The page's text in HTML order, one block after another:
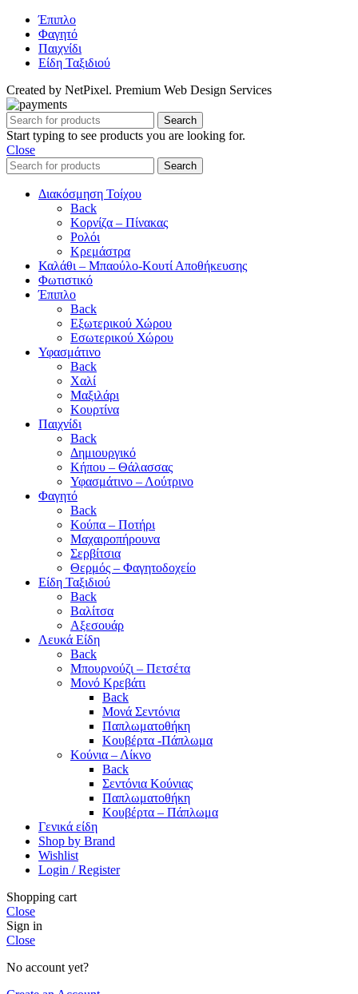
Έπιπλο
Φαγητό
Παιχνίδι
Είδη Ταξιδιού
Created by NetPixel. Premium Web Design Services
Search
Start typing to see products you are looking for.
Close
Search
Διακόσμηση Τοίχου
Back
Κορνίζα – Πίνακας
Ρολόι
Κρεμάστρα
Καλάθι – Μπαούλο-Κουτί Αποθήκευσης
Φωτιστικό
Έπιπλο
Back
Εξωτερικού Χώρου
Εσωτερικού Χώρου
Υφασμάτινο
Back
Χαλί
Μαξιλάρι
Κουρτίνα
Παιχνίδι
Back
Δημιουργικό
Κήπου – Θάλασσας
Υφασμάτινο – Λούτρινο
Φαγητό
Back
Κούπα – Ποτήρι
Μαχαιροπήρουνα
Σερβίτσια
Θερμός – Φαγητοδοχείο
Είδη Ταξιδιού
Back
Βαλίτσα
Αξεσουάρ
Λευκά Είδη
Back
Μπουρνούζι – Πετσέτα
Μονό Κρεβάτι
Back
Μονά Σεντόνια
Παπλωματοθήκη
Κουβέρτα -Πάπλωμα
Κούνια – Λίκνο
Back
Σεντόνια Κούνιας
Παπλωματοθήκη
Κουβέρτα – Πάπλωμα
Γενικά είδη
Shop by Brand
Wishlist
Login / Register
Shopping cart
Close
Sign in
Close
No account yet?